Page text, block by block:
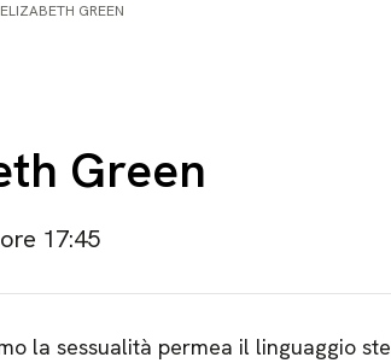
ELIZABETH GREEN
Green
17:45
la sessualità permea il linguaggio